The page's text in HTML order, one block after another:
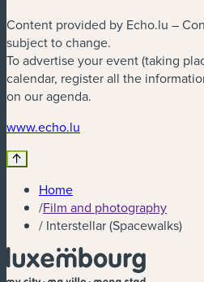
Content provided by Echo.lu –
subject to change.
To advertise your event (taking
calendar, register all the
on our agenda.
www.echo.lu
Home
/Film and photography
/ Interstellar (Spacewalks)